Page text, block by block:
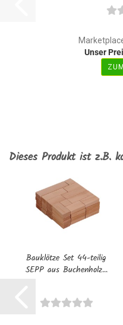
Unser
Dieses Produkt ist z.B.
Bauklötze Set 44-teilig
SEPP aus Buchenholz...